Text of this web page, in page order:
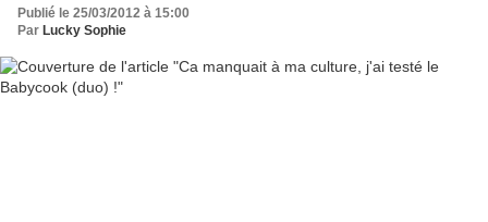
Publié le 25/03/2012 à 15:00
Par Lucky Sophie